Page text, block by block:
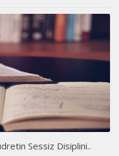
Sessiz Disiplini..